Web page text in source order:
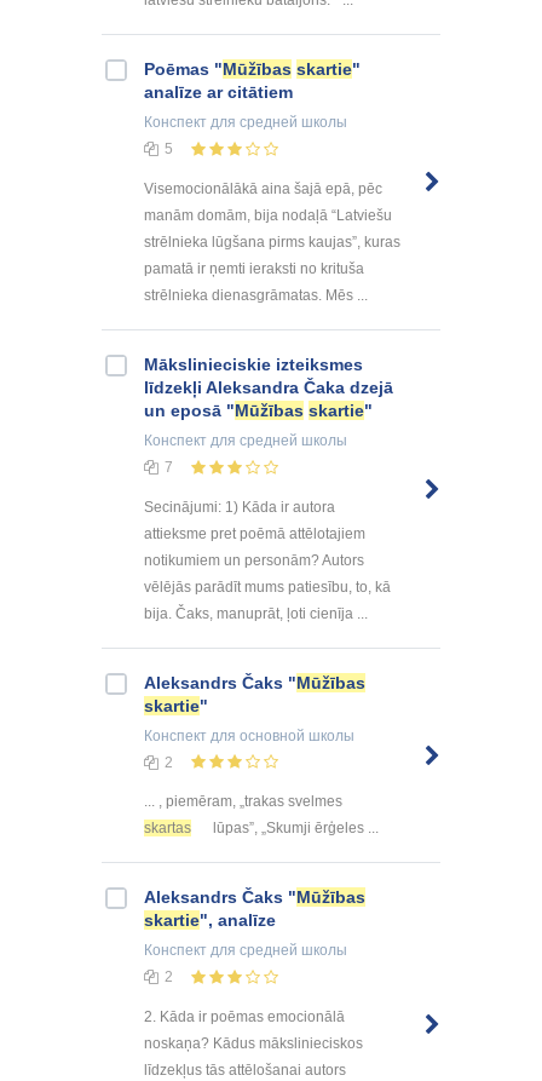
Poēmas "Mūžības skartie"
analīze ar citātiem
Конспект для средней школы
5
Visemocionālākā aina šajā epā, pēc
manām domām, bija nodaļā “Latviešu
strēlnieka lūgšana pirms kaujas”, kuras
pamatā ir ņemti ieraksti no krituša
strēlnieka dienasgrāmatas. Mēs ...
Mākslinieciskie izteiksmes
līdzekļi Aleksandra Čaka dzejā
un eposā "Mūžības skartie"
Конспект для средней школы
7
Secinājumi: 1) Kāda ir autora
attieksme pret poēmā attēlotajiem
notikumiem un personām? Autors
vēlējās parādīt mums patiesību, to, kā
bija. Čaks, manuprāt, ļoti cienīja ...
Aleksandrs Čaks "Mūžības
skartie"
Конспект для основной школы
2
... , piemēram, „trakas svelmes
skartas
lūpas”, „Skumji ērģeles ...
Aleksandrs Čaks "Mūžības
skartie", analīze
Конспект для средней школы
2
2. Kāda ir poēmas emocionālā
noskaņa? Kādus mākslinieciskos
līdzekļus tās attēlošanai autors